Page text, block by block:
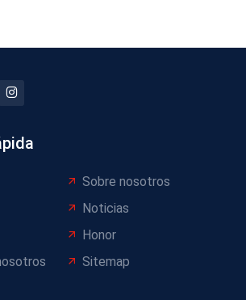
Sobre nosotros
Noticias
Honor
Sitemap